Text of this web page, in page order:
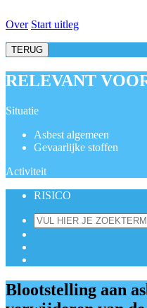
Over Start uitleg
TERUG
RELEVANT
Situatie
Asbest algemeen
Gevaarlijke stoffen
Activiteit
RISICO
Blootstelling aan